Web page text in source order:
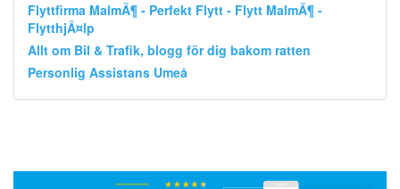
Flyttfirma MalmÃ¶ - Perfekt Flytt - Flytt MalmÃ¶ -
FlytthjÃ¤lp
Allt om Bil & Trafik, blogg för dig bakom ratten
Personlig Assistans Umeå